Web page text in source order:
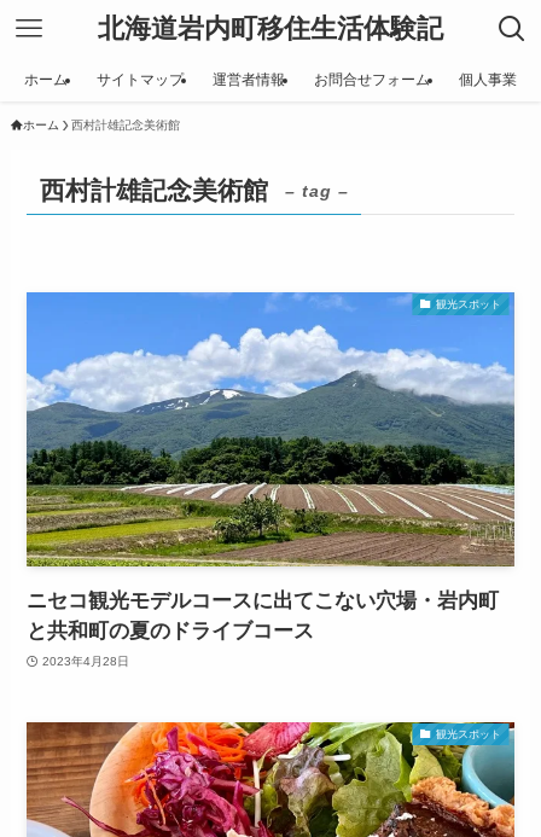
北海道岩内町移住生活体験記
ホーム サイトマップ 運営者情報 お問合せフォーム 個人事業
ホーム 西村計雄記念美術館
西村計雄記念美術館 – tag –
観光スポット
ニセコ観光モデルコースに出てこない穴場・岩内町
と共和町の夏のドライブコース
2023年4月28日
観光スポット